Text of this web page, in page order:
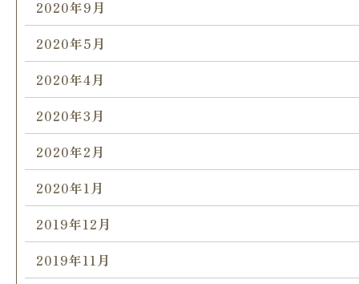
2020年9月
2020年5月
2020年4月
2020年3月
2020年2月
2020年1月
2019年12月
2019年11月